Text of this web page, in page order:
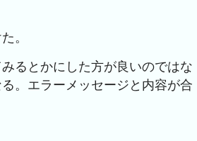
。
るとかにした方が良いのではな
。エラーメッセージと内容が合